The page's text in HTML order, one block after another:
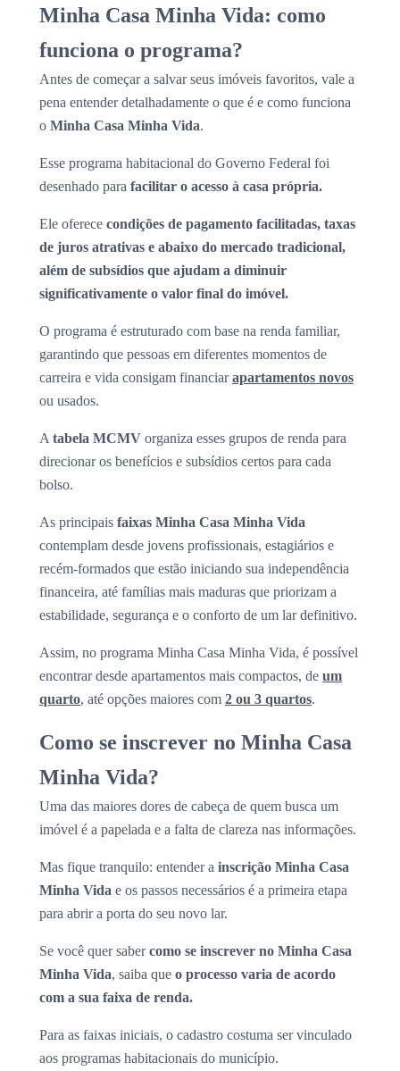
Minha Casa Minha Vida: como
funciona o programa?
Antes de começar a salvar seus imóveis favoritos, vale a
pena entender detalhadamente o que é e como funciona
o Minha Casa Minha Vida.
Esse programa habitacional do Governo Federal foi
desenhado para facilitar o acesso à casa própria.
Ele oferece condições de pagamento facilitadas, taxas
de juros atrativas e abaixo do mercado tradicional,
além de subsídios que ajudam a diminuir
significativamente o valor final do imóvel.
O programa é estruturado com base na renda familiar,
garantindo que pessoas em diferentes momentos de
carreira e vida consigam financiarapartamentos novos
ou usados.
A tabela MCMV organiza esses grupos de renda para
direcionar os benefícios e subsídios certos para cada
bolso.
As principais faixas Minha Casa Minha Vida
contemplam desde jovens profissionais, estagiários e
recém-formados que estão iniciando sua independência
financeira, até famílias mais maduras que priorizam a
estabilidade, segurança e o conforto de um lar definitivo.
Assim, no programa Minha Casa Minha Vida, é possível
encontrar desde apartamentos mais compactos, de um
quarto, até opções maiores com 2 ou 3 quartos.
Como se inscrever no Minha Casa
Minha Vida?
Uma das maiores dores de cabeça de quem busca um
imóvel é a papelada e a falta de clareza nas informações.
Mas fique tranquilo: entender a inscrição Minha Casa
Minha Vida e os passos necessários é a primeira etapa
para abrir a porta do seu novo lar.
Se você quer sabercomo se inscrever no Minha Casa
Minha Vida, saiba que o processo varia de acordo
com a sua faixa de renda.
Para as faixas iniciais, o cadastro costuma ser vinculado
aos programas habitacionais do município.